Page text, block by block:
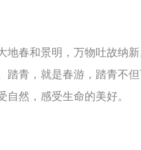
地春和景明，万物吐故纳
青，就是春游，踏青不
然，感受生命的美好。